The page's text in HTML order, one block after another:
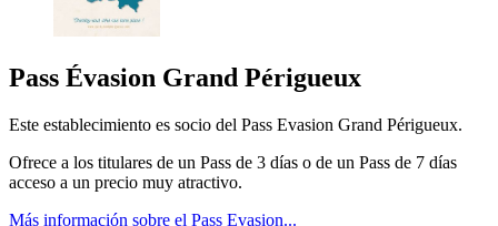
Pass Évasion Grand Périgueux
Este establecimiento es socio del Pass Evasion Grand Périgueux.
Ofrece a los titulares de un Pass de 3 días o de un Pass de 7 días
acceso a un precio muy atractivo.
Más información sobre el Pass Evasion...